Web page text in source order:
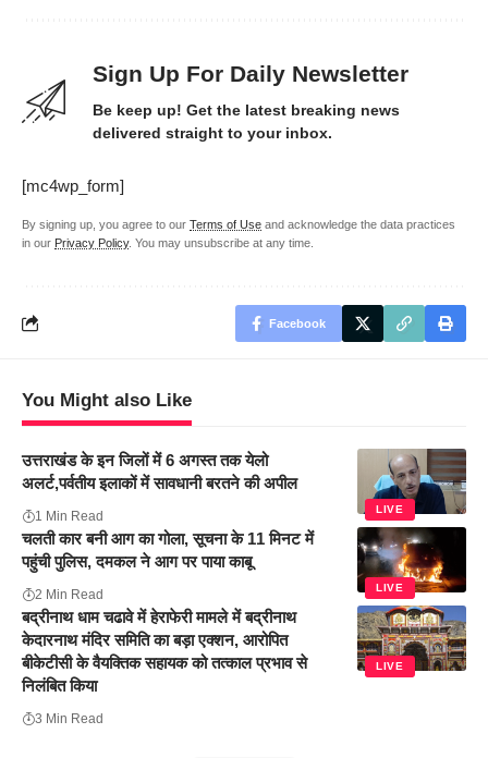
Sign Up For Daily Newsletter
Be keep up! Get the latest breaking news
delivered straight to your inbox.
[mc4wp_form]
By signing up, you agree to our Terms of Use and acknowledge the data practices
in our Privacy Policy. You may unsubscribe at any time.
Facebook
You Might also Like
LIVE
उत्तराखंड के इन जिलों में 6 अगस्त तक येलो
अलर्ट,पर्वतीय इलाकों में सावधानी बरतने की अपील
1 Min Read
LIVE
चलती कार बनी आग का गोला, सूचना के 11 मिनट में
पहुंची पुलिस, दमकल ने आग पर पाया काबू
2 Min Read
LIVE
बद्रीनाथ धाम चढावे में हेराफेरी मामले में बद्रीनाथ
केदारनाथ मंदिर समिति का बड़ा एक्शन, आरोपित
बीकेटीसी के वैयक्तिक सहायक को तत्काल प्रभाव से
निलंबित किया
3 Min Read